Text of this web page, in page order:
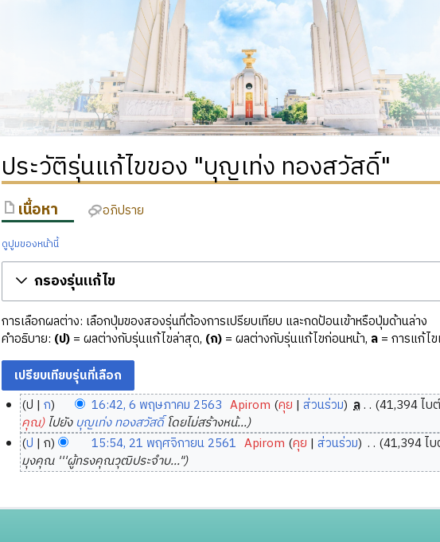
ประวัติรุ่นแก้ไขของ "บุญเท่ง ทองสวัสดิ์"
เนื้อหา อภิปราย
ดูปูมของหน้านี้
กรองรุ่นแก้ไข
การเลือกผลต่าง: เลือกปุ่มของสองรุ่นที่ต้องการเปรียบเทียบ และกดป้อนเข้าหรือปุ่มด้านล่าง
คำอธิบาย: (ป)= ผลต่างกับรุ่นแก้ไขล่าสุด, (ก)= ผลต่างกับรุ่นแก้ไขก่อนหน้า, ล= การแก้ไข
พ
า
ป ก 16:42, 6 พฤษภาคม 2563 Apirom คุย ส่วนร่วม ‎ล 41,394 ไบ
คุณ)ไปยัง บุญเท่ง ทองสวัสดิ์โดยไม่สร้างหน้...
ฤ
ป ก 15:54, 21 พฤศจิกายน 2561 Apirom คุย ส่วนร่วม ‎ 41,394 ไ
มุงคุณ '''ผู้ทรงคุณวุฒิประจำบ..."